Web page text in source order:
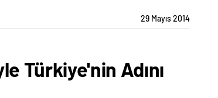
29 Mayıs 2014
Türkiye'nin Adını